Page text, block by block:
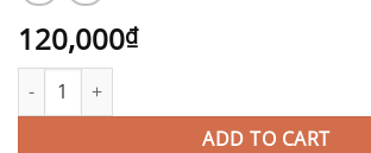
120,000₫
TIEC16 quantity
ADD TO CART